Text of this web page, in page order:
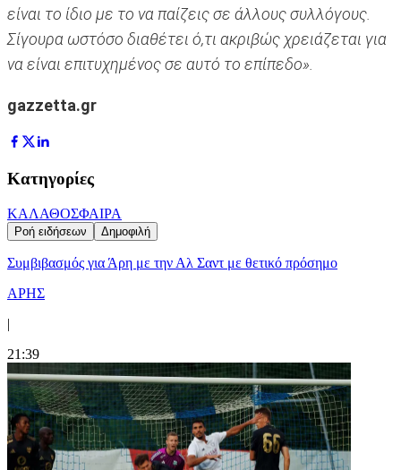
είναι το ίδιο με το να παίζεις σε άλλους συλλόγους.
Σίγουρα ωστόσο διαθέτει ό,τι ακριβώς χρειάζεται για
να είναι επιτυχημένος σε αυτό το επίπεδο».
gazzetta.gr
Κατηγορίες
ΚΑΛΑΘΟΣΦΑΙΡΑ
Ροή ειδήσεων Δημοφιλή
Συμβιβασμός για Άρη με την Αλ Σαντ με θετικό πρόσημο
ΑΡΗΣ
|
21:39